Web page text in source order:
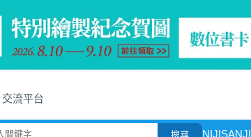
流平台
搜尋 NIJISANJI